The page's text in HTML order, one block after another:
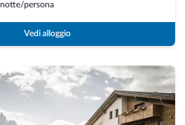
notte/persona
Vedi alloggio